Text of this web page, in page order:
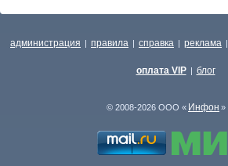
администрация | правила | справка | реклама |
оплата VIP | блог
© 2008-2026 ООО « Инфон »